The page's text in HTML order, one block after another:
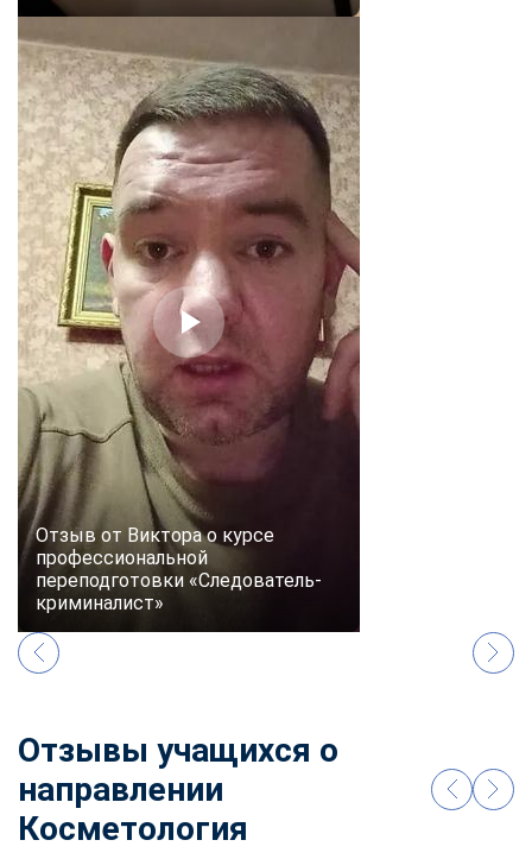
Отзыв от Виктора о курсе
профессиональной
переподготовки «Следователь-
криминалист»
Отзывы учащихся о
направлении
Косметология
ChatApp
online
Мессенджеры
Свяжитесь с нами через любой удобный мессенджер!
Telegram
Vkontakte
Max